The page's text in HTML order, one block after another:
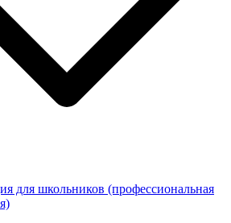
для школьников (профессиональная